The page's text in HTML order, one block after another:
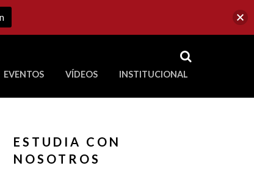
RSS
EVENTOS VÍDEOS INSTITUCIONAL
ESTUDIA CON
NOSOTROS